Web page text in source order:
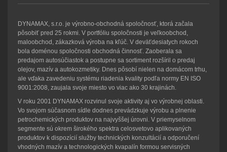
DYNAMAX, s.r.o. je výrobno-obchodná spoločnosť, ktorá začala
pôsobiť pred 25 rokmi. V portfóliu spoločnosti je veľkoobchod,
maloobchod, zákazková výroba na kľúč. V deväťdesiatych rokoch
bola doménou spoločnosti obchodná činnosť. Zaoberala sa
predajom autosúčiastok a postupne sa sortiment rozšíril o predaj
olejov, mazív a autokozmetiky. Dnes pôsobí nielen na domácom trhu,
ale vďaka zavedeniu systému riadenia kvality podľa normy EN ISO
9001:2008, zaujala svoje miesto vo viac ako 30 krajinách.
V roku 2001 DYNAMAX rozvinul svoje aktivity aj vo výrobnej oblasti.
Vo svojom súčasnom sídle dodnes prevádzkuje výrobu a plnenie
petrochemických produktov na najvyššej úrovni. V priemyselnom
segmente sú okrem širokého spektra celosvetovo aplikovaných
produktov k dispozícií služby technických konzultácií a odporučení
vhodných mazív a technologických kvapalín formou servisných